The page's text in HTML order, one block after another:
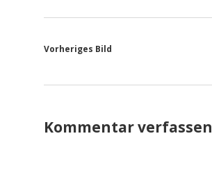
Vorheriges Bild
Kommentar verfassen